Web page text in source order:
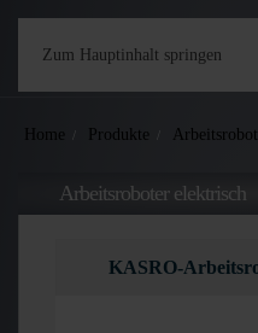
Zum Hauptinhalt springen
Home Produkte
Arbeitsroboter elektrisch
KASRO-